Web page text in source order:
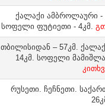
ქალაქი ამბროლაური -
სოფელი ფუტიეთი - 4კმ.
თბილისიდან – 57კმ.
14კმ. სოფელი
რუსეთი. ჩეჩნეთი.